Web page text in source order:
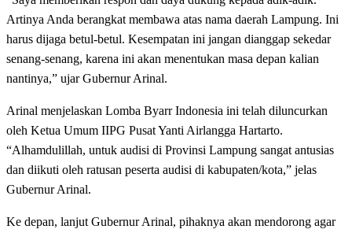
Artinya Anda berangkat membawa atas nama daerah Lampung. Ini
harus dijaga betul-betul. Kesempatan ini jangan dianggap sekedar
senang-senang, karena ini akan menentukan masa depan kalian
nantinya,” ujar Gubernur Arinal.
Arinal menjelaskan Lomba Byarr Indonesia ini telah diluncurkan
oleh Ketua Umum IIPG Pusat Yanti Airlangga Hartarto.
“Alhamdulillah, untuk audisi di Provinsi Lampung sangat antusias
dan diikuti oleh ratusan peserta audisi di kabupaten/kota,” jelas
Gubernur Arinal.
Ke depan, lanjut Gubernur Arinal, pihaknya akan mendorong agar